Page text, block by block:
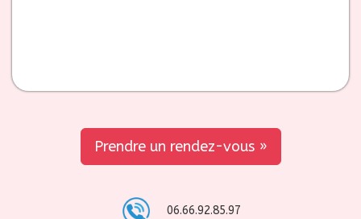
Prendre un rendez-vous »
06.66.92.85.97